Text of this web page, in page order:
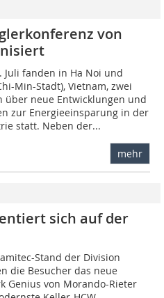
von
Juli fanden in Ha Noi und
Min-Stadt), Vietnam, zwei
über neue Entwicklungen und
zur Energieeinsparung in der
statt. Neben der...
mehr
sich auf der
Stand der Division
die ­Besucher das neue
Genius von Morando-Rieter